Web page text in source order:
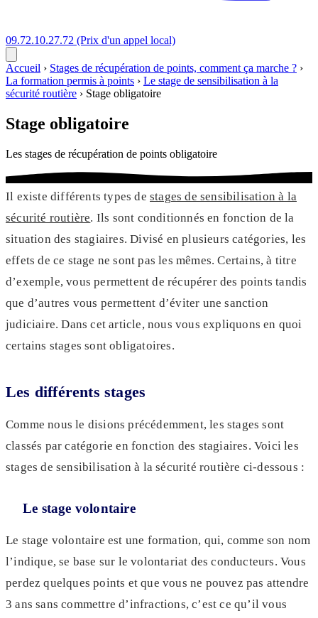
09.72.10.27.72 (Prix d'un appel local)
Accueil › Stages de récupération de points, comment ça marche ? ›
La formation permis à points › Le stage de sensibilisation à la
sécurité routière › Stage obligatoire
Stage obligatoire
Les stages de récupération de points obligatoire
Il existe différents types de stages de sensibilisation à la
sécurité routière. Ils sont conditionnés en fonction de la
situation des stagiaires. Divisé en plusieurs catégories, les
effets de ce stage ne sont pas les mêmes. Certains, à titre
d’exemple, vous permettent de récupérer des points tandis
que d’autres vous permettent d’éviter une sanction
judiciaire. Dans cet article, nous vous expliquons en quoi
certains stages sont obligatoires.
Les différents stages
Comme nous le disions précédemment, les stages sont
classés par catégorie en fonction des stagiaires. Voici les
stages de sensibilisation à la sécurité routière ci-dessous :
Le stage volontaire
Le stage volontaire est une formation, qui, comme son nom
l’indique, se base sur le volontariat des conducteurs. Vous
perdez quelques points et que vous ne pouvez pas attendre
3 ans sans commettre d’infractions, c’est ce qu’il vous